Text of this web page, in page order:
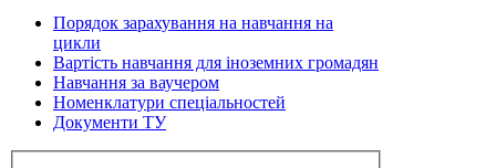
Порядок зарахування на навчання на
цикли
Вартість навчання для іноземних громадян
Навчання за ваучером
Номенклатури спеціальностей
Документи ТУ